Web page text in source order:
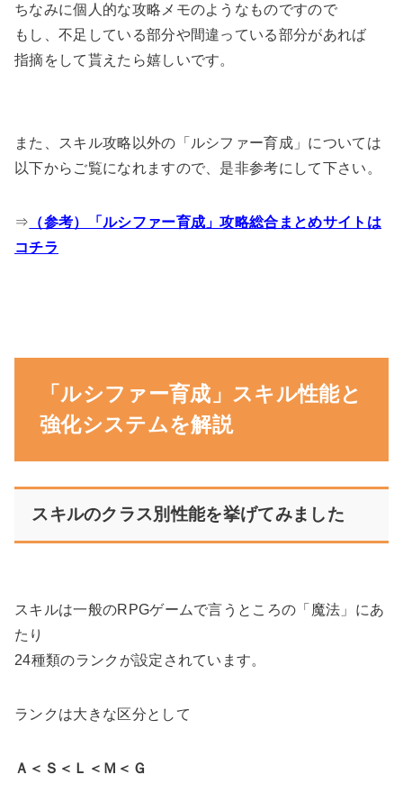
ちなみに個人的な攻略メモのようなものですので
もし、不足している部分や間違っている部分があれば
指摘をして貰えたら嬉しいです。
また、スキル攻略以外の「ルシファー育成」については
以下からご覧になれますので、是非参考にして下さい。
⇒ （参考）「ルシファー育成」攻略総合まとめサイトは
コチラ
「ルシファー育成」スキル性能と
強化システムを解説
スキルのクラス別性能を挙げてみました
スキルは一般のRPGゲームで言うところの「魔法」にあ
たり
24種類のランクが設定されています。
ランクは大きな区分として
Ａ＜Ｓ＜Ｌ＜Ｍ＜Ｇ